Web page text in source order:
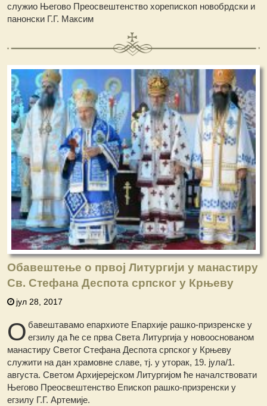
служио Његово Преосвештенство хорепископ новобрдски и
панонски Г.Г. Максим
Обавештење о првој Литургији у манастиру
Св. Стефана Деспота српског у Крњеву
јул 28, 2017
О бавештавамо епархиоте Епархије рашко-призренске у
егзилу да ће се прва Света Литургија у новооснованом
манастиру Светог Стефана Деспота српског у Крњеву
служити на дан храмовне славе, тј. у уторак, 19. јула/1.
августа. Светом Архијерејском Литургијом ће началствовати
Његово Преосвештенство Епископ рашко-призренски у
егзилу Г.Г. Артемије.